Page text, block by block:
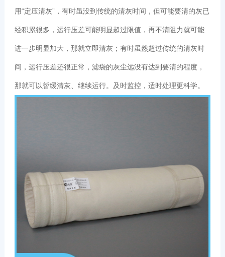
用“定压清灰”，有时虽没到传统的清灰时间，但可能要清的灰已
经积累很多，运行压差可能明显超过限值，再不清阻力就可能
进一步明显加大，那就立即清灰；有时虽然超过传统的清灰时
间，运行压差还很正常，滤袋的灰尘远没有达到要清的程度，
那就可以暂缓清灰、继续运行。及时监控，适时处理更科学。